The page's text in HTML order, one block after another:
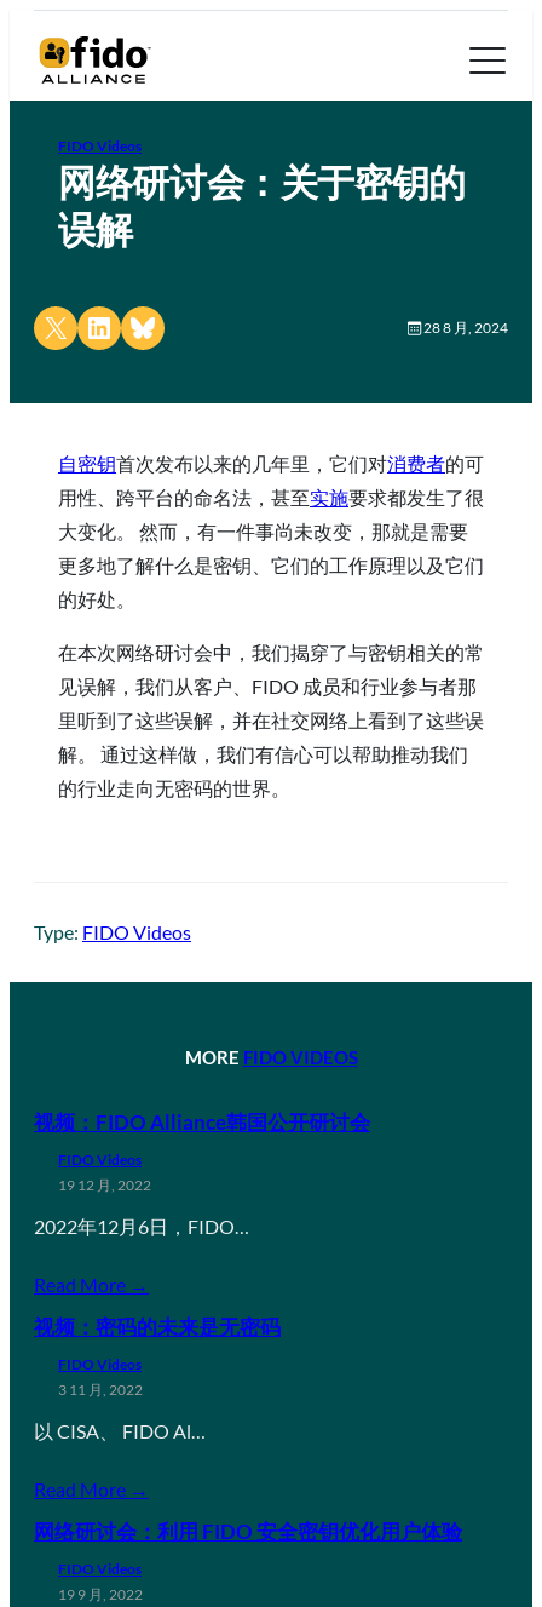
FIDO Videos
网络研讨会：关于密钥的
误解
Share on X Share on LinkedIn
Share on Bluesky 28 8 月, 2024
自密钥首次发布以来的几年里，它们对消费者的可
用性、跨平台的命名法，甚至实施要求都发生了很
大变化。 然而，有一件事尚未改变，那就是需要
更多地了解什么是密钥、它们的工作原理以及它们
的好处。
在本次网络研讨会中，我们揭穿了与密钥相关的常
见误解，我们从客户、FIDO 成员和行业参与者那
里听到了这些误解，并在社交网络上看到了这些误
解。 通过这样做，我们有信心可以帮助推动我们
的行业走向无密码的世界。
Type: FIDO Videos
MORE FIDO VIDEOS
视频：FIDO Alliance韩国公开研讨会
FIDO Videos
19 12 月, 2022
2022年12月6日，FIDO…
Read More →
视频：密码的未来是无密码
FIDO Videos
3 11 月, 2022
以 CISA、 FIDO Al…
Read More →
网络研讨会：利用 FIDO 安全密钥优化用户体验
FIDO Videos
19 9 月, 2022